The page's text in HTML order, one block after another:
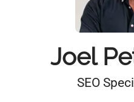
Joel
SEO